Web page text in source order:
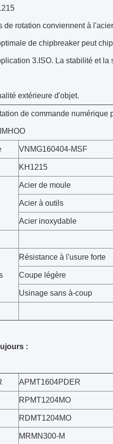
de rotation conviennent à
de chipbreaker peut
3.ISO. La stabilité et
extérieure d'objet.
de commande numérique
VNMG160404-MSF
KH1215
Acier de moule
Acier à outils
Acier inoxydable
Résistance à l'usure forte
Coupe légère
Usinage sans à-coup
:
APMT1604PDER
RPMT1204MO
RDMT1204MO
MRMN300-M